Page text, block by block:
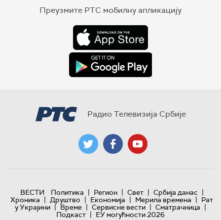
Преузмите РТС мобилну апликацију
Радио Телевизија Србије
ВЕСТИ Политика | Регион | Свет | Србија данас |
Хроника | Друштво | Економија | Мерила времена | Рат
у Украјини | Време | Сервисне вести | Сматрачница |
Подкаст | ЕУ могућности 2026